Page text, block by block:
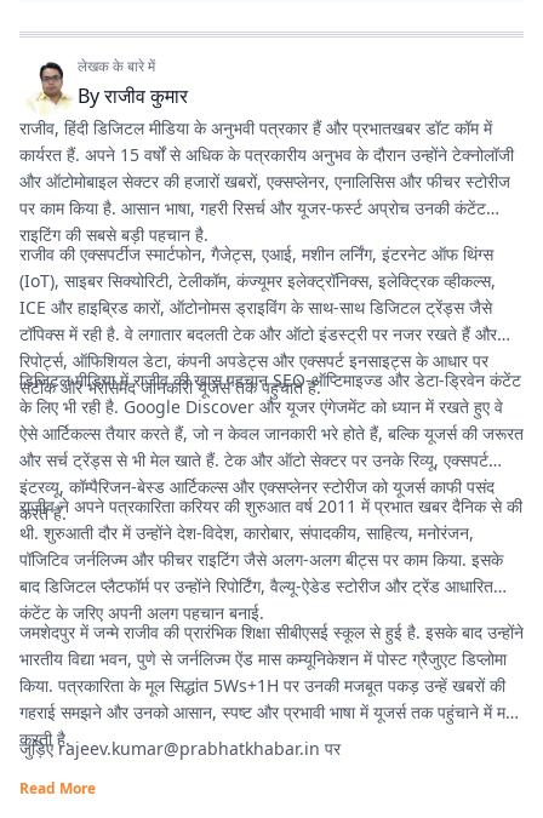
लेखक के बारे में
Byराजीव कुमार
राजीव, हिंदी डिजिटल मीडिया के अनुभवी पत्रकार हैं और प्रभातखबर डॉट कॉम में
कार्यरत हैं. अपने 15 वर्षों से अधिक के पत्रकारीय अनुभव के दौरान उन्होंने टेक्नोलॉजी
और ऑटोमोबाइल सेक्टर की हजारों खबरों, एक्सप्लेनर, एनालिसिस और फीचर स्टोरीज
पर काम किया है. आसान भाषा, गहरी रिसर्च और यूजर-फर्स्ट अप्रोच उनकी कंटेंट
राइटिंग की सबसे बड़ी पहचान है.
राजीव की एक्सपर्टीज स्मार्टफोन, गैजेट्स, एआई, मशीन लर्निंग, इंटरनेट ऑफ थिंग्स
(IoT), साइबर सिक्योरिटी, टेलीकॉम, कंज्यूमर इलेक्ट्रॉनिक्स, इलेक्ट्रिक व्हीकल्स,
ICE और हाइब्रिड कारों, ऑटोनोमस ड्राइविंग के साथ-साथ डिजिटल ट्रेंड्स जैसे
टॉपिक्स में रही है. वे लगातार बदलती टेक और ऑटो इंडस्ट्री पर नजर रखते हैं और
रिपोर्ट्स, ऑफिशियल डेटा, कंपनी अपडेट्स और एक्सपर्ट इनसाइट्स के आधार पर
सटीक और भरोसेमंद जानकारी यूजर्स तक पहुंचाते हैं.
डिजिटल मीडिया में राजीव की खास पहचान SEO-ऑप्टिमाइज्ड और डेटा-ड्रिवेन कंटेंट
के लिए भी रही है. Google Discover और यूजर एंगेजमेंट को ध्यान में रखते हुए वे
ऐसे आर्टिकल्स तैयार करते हैं, जो न केवल जानकारी भरे होते हैं, बल्कि यूजर्स की जरूरत
और सर्च ट्रेंड्स से भी मेल खाते हैं. टेक और ऑटो सेक्टर पर उनके रिव्यू, एक्सपर्ट
इंटरव्यू, कॉम्पैरिजन-बेस्ड आर्टिकल्स और एक्सप्लेनर स्टोरीज को यूजर्स काफी पसंद
करते हैं.
राजीव ने अपने पत्रकारिता करियर की शुरुआत वर्ष 2011 में प्रभात खबर दैनिक से की
थी. शुरुआती दौर में उन्होंने देश-विदेश, कारोबार, संपादकीय, साहित्य, मनोरंजन,
पॉजिटिव जर्नलिज्म और फीचर राइटिंग जैसे अलग-अलग बीट्स पर काम किया. इसके
बाद डिजिटल प्लैटफॉर्म पर उन्होंने रिपोर्टिंग, वैल्यू-ऐडेड स्टोरीज और ट्रेंड आधारित
कंटेंट के जरिए अपनी अलग पहचान बनाई.
जमशेदपुर में जन्मे राजीव की प्रारंभिक शिक्षा सीबीएसई स्कूल से हुई है. इसके बाद उन्होंने
भारतीय विद्या भवन, पुणे से जर्नलिज्म ऐंड मास कम्यूनिकेशन में पोस्ट ग्रैजुएट डिप्लोमा
किया. पत्रकारिता के मूल सिद्धांत 5Ws+1H पर उनकी मजबूत पकड़ उन्हें खबरों की
गहराई समझने और उनको आसान, स्पष्ट और प्रभावी भाषा में यूजर्स तक पहुंचाने में मदद
करती है.
जुड़िएrajeev.kumar@prabhatkhabar.in पर
Read More